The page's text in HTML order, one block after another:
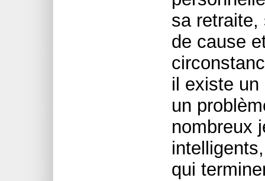
sa retraite,
de cause
il existe
un
nombreux
qui